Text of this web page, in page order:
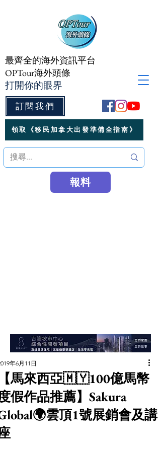
訂閱我們
最齊全的海外資訊平台
OPTour海外頭條
打開你的眼界
領取《移民加拿大出發準備全指南》
報料
馬來西亞🇲🇾100億馬幣
假作品推薦】Sakura
雲頂1號展銷會及講
年6月11日